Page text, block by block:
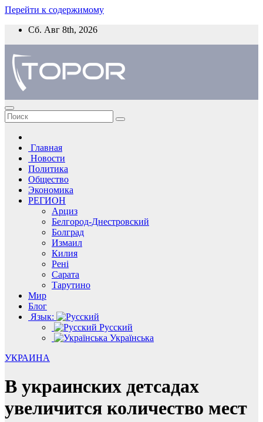
Перейти к содержимому
Сб. Авг 8th, 2026
Главная
Новости
Политика
Общество
Экономика
РЕГИОН
Арциз
Белгород-Днестровский
Болград
Измаил
Килия
Рені
Сарата
Тарутино
Мир
Блог
Язык:
Русский
Українська
УКРАИНА
В украинских детсадах
увеличится количество мест